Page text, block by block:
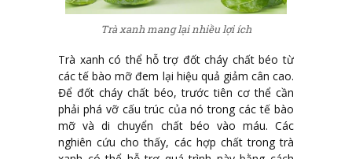
Trà xanh mang lại nhiều lợi ích
Trà xanh có thể hỗ trợ đốt cháy chất béo từ
các tế bào mỡ đem lại hiệu quả giảm cân cao.
Để đốt cháy chất béo, trước tiên cơ thể cần
phải phá vỡ cấu trúc của nó trong các tế bào
mỡ và di chuyển chất béo vào máu. Các
nghiên cứu cho thấy, các hợp chất trong trà